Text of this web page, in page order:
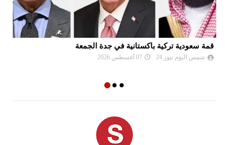
قمة سعودية تركية باكستانية في جدة الجمعة
شمس اليوم نيوز 24 07 أغسطس 2026